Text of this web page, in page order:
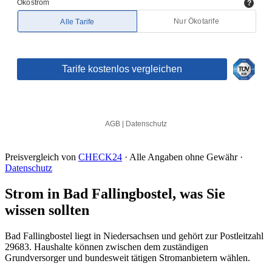
Preisvergleich von CHECK24 · Alle Angaben ohne Gewähr ·
Datenschutz
Strom in Bad Fallingbostel, was Sie
wissen sollten
Bad Fallingbostel liegt in Niedersachsen und gehört zur Postleitzahl
29683. Haushalte können zwischen dem zuständigen
Grundversorger und bundesweit tätigen Stromanbietern wählen.